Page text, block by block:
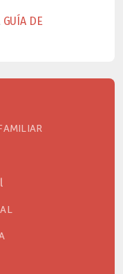
GUÍA DE